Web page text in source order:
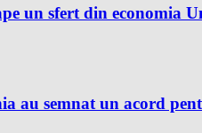
un sfert din
au semnat un acord